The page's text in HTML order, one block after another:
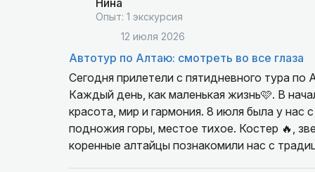
Нина
Опыт: 1 экскурсия
12 июля 2026
Автотур по Алтаю: смотреть во все глаза
Сегодня прилетели с пятидневного тура по
Каждый день, как маленькая жизнь🩷. В
красота, мир и гармония. 8 июля была у
подножия горы, местое тихое. Костер 🔥,
коренные алтайцы познакомили нас с